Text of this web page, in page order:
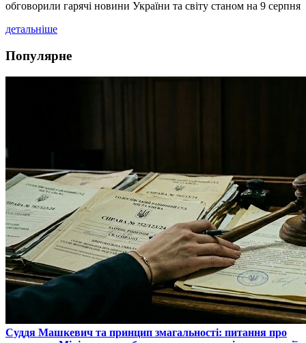
обговорили гарячі новини України та світу станом на 9 серпня
детальніше
Популярне
​Суддя Машкевич та принцип змагальності: питання про